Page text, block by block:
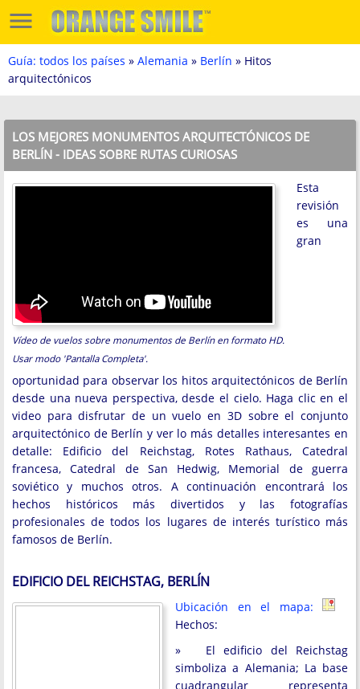
Guía: todos los países » Alemania » Berlín » Hitos
arquitectónicos
LOS MEJORES MONUMENTOS ARQUITECTÓNICOS DE
BERLÍN - IDEAS SOBRE RUTAS CURIOSAS
Vídeo de vuelos sobre monumentos de Berlín en formato HD.
Usar modo 'Pantalla Completa'.
Esta
revisión
es una
gran
oportunidad para observar los hitos arquitectónicos de Berlín
desde una nueva perspectiva, desde el cielo. Haga clic en el
video para disfrutar de un vuelo en 3D sobre el conjunto
arquitectónico de Berlín y ver lo más detalles interesantes en
detalle: Edificio del Reichstag, Rotes Rathaus, Catedral
francesa, Catedral de San Hedwig, Memorial de guerra
soviético y muchos otros. A continuación encontrará los
hechos históricos más divertidos y las fotografías
profesionales de todos los lugares de interés turístico más
famosos de Berlín.
EDIFICIO DEL REICHSTAG, BERLÍN
Ubicación en el mapa:
Hechos:
» El edificio del Reichstag
simboliza a Alemania; La base
cuadrangular representa